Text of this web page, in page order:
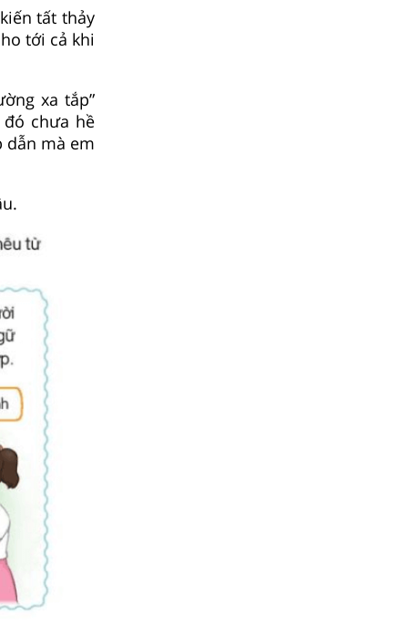
tất thảy
tới cả khi
xa tắp”
chưa hề
dẫn mà em